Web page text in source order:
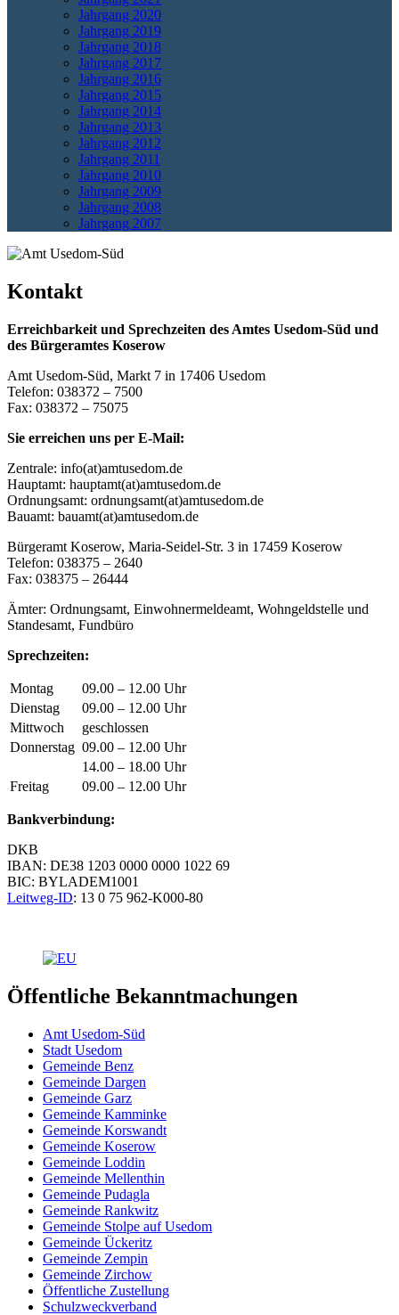
Jahrgang 2020
Jahrgang 2019
Jahrgang 2018
Jahrgang 2017
Jahrgang 2016
Jahrgang 2015
Jahrgang 2014
Jahrgang 2013
Jahrgang 2012
Jahrgang 2011
Jahrgang 2010
Jahrgang 2009
Jahrgang 2008
Jahrgang 2007
Kontakt
Erreichbarkeit und Sprechzeiten des Amtes Usedom-Süd und
des Bürgeramtes Koserow
Amt Usedom-Süd, Markt 7 in 17406 Usedom
Telefon: 038372 – 7500
Fax: 038372 – 75075
Sie erreichen uns per E-Mail:
Zentrale: info(at)amtusedom.de
Hauptamt: hauptamt(at)amtusedom.de
Ordnungsamt: ordnungsamt(at)amtusedom.de
Bauamt: bauamt(at)amtusedom.de
Bürgeramt Koserow, Maria-Seidel-Str. 3 in 17459 Koserow
Telefon: 038375 – 2640
Fax: 038375 – 26444
Ämter: Ordnungsamt, Einwohnermeldeamt, Wohngeldstelle und
Standesamt, Fundbüro
Sprechzeiten:
Montag
09.00 – 12.00 Uhr
Dienstag
09.00 – 12.00 Uhr
Mittwoch
geschlossen
Donnerstag 09.00 – 12.00 Uhr
14.00 – 18.00 Uhr
Freitag
09.00 – 12.00 Uhr
Bankverbindung:
DKB
IBAN: DE38 1203 0000 0000 1022 69
BIC: BYLADEM1001
Leitweg-ID: 13 0 75 962-K000-80
Öffentliche Bekanntmachungen
Amt Usedom-Süd
Stadt Usedom
Gemeinde Benz
Gemeinde Dargen
Gemeinde Garz
Gemeinde Kamminke
Gemeinde Korswandt
Gemeinde Koserow
Gemeinde Loddin
Gemeinde Mellenthin
Gemeinde Pudagla
Gemeinde Rankwitz
Gemeinde Stolpe auf Usedom
Gemeinde Ückeritz
Gemeinde Zempin
Gemeinde Zirchow
Öffentliche Zustellung
Schulzweckverband